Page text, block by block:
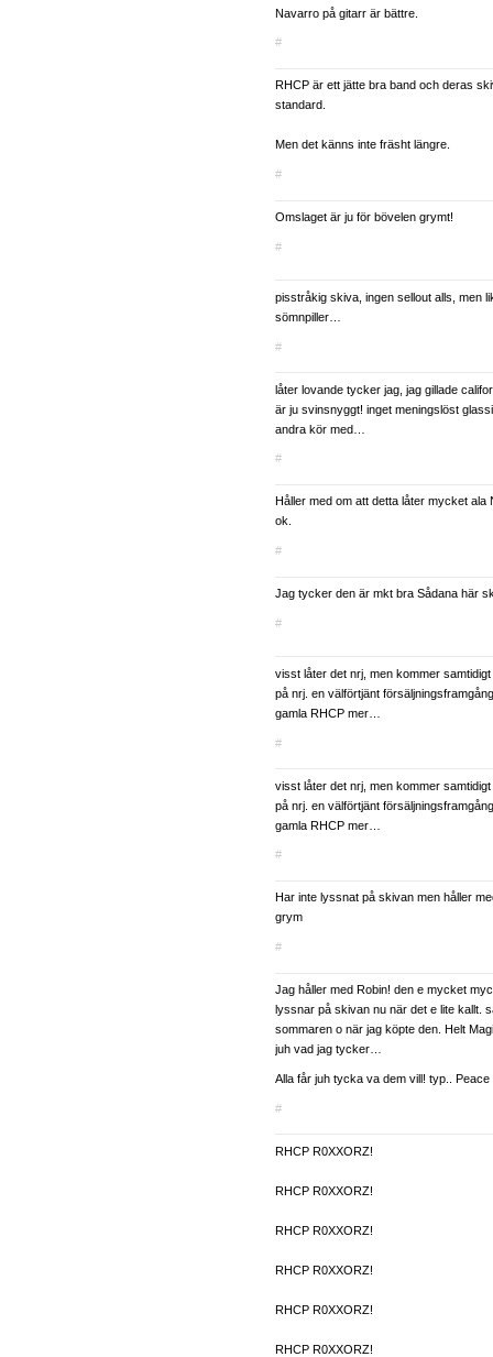
Navarro på gitarr är bättre.
#
RHCP är ett jätte bra band och deras
standard.
Men det känns inte fräsht längre.
#
Omslaget är ju för bövelen grymt!
#
pisstråkig skiva, ingen sellout alls, men
sömnpiller…
#
låter lovande tycker jag, jag gillade
är ju svinsnyggt! inget meningslöst
andra kör med…
#
Håller med om att detta låter mycket ala
ok.
#
Jag tycker den är mkt bra Sådana här
#
visst låter det nrj, men kommer
på nrj. en välförtjänt
gamla RHCP mer…
#
visst låter det nrj, men kommer
på nrj. en välförtjänt
gamla RHCP mer…
#
Har inte lyssnat på skivan men håller
grym
#
Jag håller med Robin! den e mycket
lyssnar på skivan nu när det e lite kallt.
sommaren o när jag köpte den. Helt
juh vad jag tycker…
Alla får juh tycka va dem vill! typ..
#
RHCP R0XXORZ!
RHCP R0XXORZ!
RHCP R0XXORZ!
RHCP R0XXORZ!
RHCP R0XXORZ!
RHCP R0XXORZ!